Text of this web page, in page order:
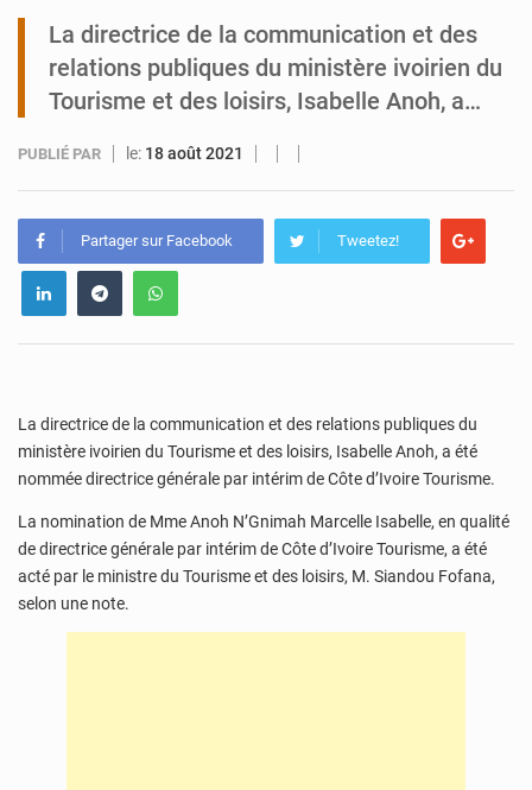
Tibiri : le dialogue, nouveau terrain de jeu pour la paix
La directrice de la communication et des
relations publiques du ministère ivoirien du
Tourisme et des loisirs, Isabelle Anoh, a…
PUBLIÉ PAR le: 18 août 2021
Partager sur Facebook Tweetez!
La directrice de la communication et des relations publiques du
ministère ivoirien du Tourisme et des loisirs, Isabelle Anoh, a été
nommée directrice générale par intérim de Côte d’Ivoire Tourisme.
La nomination de Mme Anoh N’Gnimah Marcelle Isabelle, en qualité
de directrice générale par intérim de Côte d’Ivoire Tourisme, a été
acté par le ministre du Tourisme et des loisirs, M. Siandou Fofana,
selon une note.